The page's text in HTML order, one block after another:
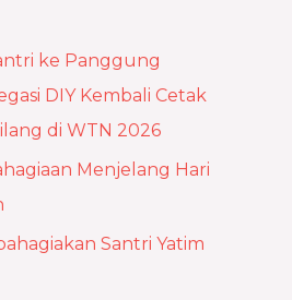
ke Panggung
DIY Kembali Cetak
di WTN 2026
Menjelang Hari
Santri Yatim